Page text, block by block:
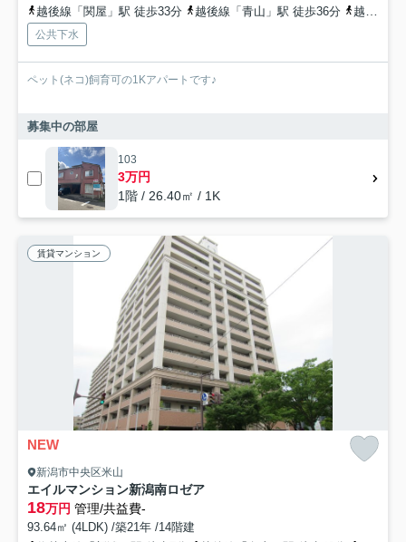
越後線「関屋」駅 徒歩33分
越後線「青山」駅 徒歩36分 越後線「白山」駅 徒歩38分
公共下水
ペット(ネコ)飼育可の1Kアパートです♪
募集中の部屋
103
3万円
1階 / 26.40㎡ / 1K
賃貸マンション
NEW
新潟市中央区米山
エイルマンション新潟南ロゼア
18万円 管理/共益費-
93.64㎡ (4LDK) /築21年 /14階建